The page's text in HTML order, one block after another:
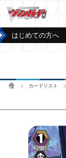
はじめての方へ
ホームカードリスト